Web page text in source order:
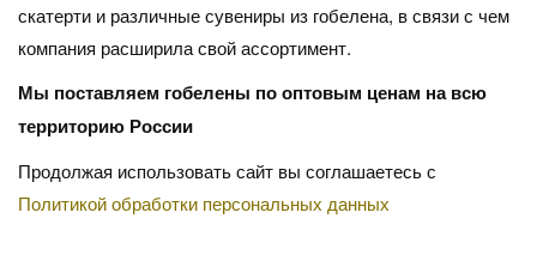
скатерти и различные сувениры из гобелена, в связи с чем
компания расширила свой ассортимент.
Мы поставляем гобелены по оптовым ценам на всю
территорию России
Продолжая использовать сайт вы соглашаетесь с
Политикой обработки персональных данных